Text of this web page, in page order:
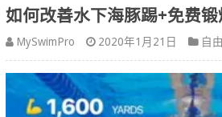
如何改善水下海豚踢+免费
MySwimPro 2020年1月21日 自